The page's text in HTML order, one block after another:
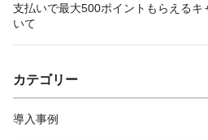
支払いで最大500ポイントもらえるキ
いて
カテゴリー
導入事例